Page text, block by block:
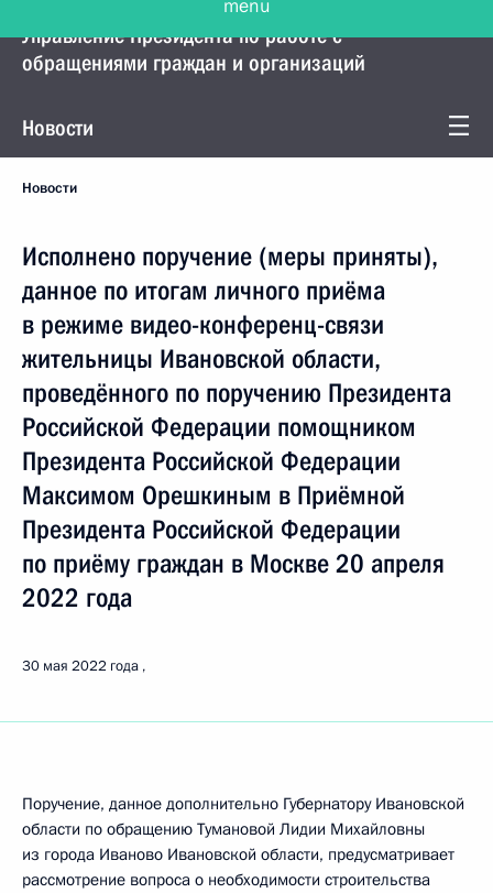
Управление Президента по работе с
обращениями граждан и организаций
Новости
Новости
Исполнено поручение (меры приняты),
данное по итогам личного приёма
в режиме видео-конференц-связи
жительницы Ивановской области,
проведённого по поручению Президента
Российской Федерации помощником
Президента Российской Федерации
Максимом Орешкиным в Приёмной
Президента Российской Федерации
по приёму граждан в Москве 20 апреля
2022 года
30 мая 2022 года
Поручение, данное дополнительно Губернатору Ивановской
области по обращению Тумановой Лидии Михайловны
из города Иваново Ивановской области, предусматривает
рассмотрение вопроса о необходимости строительства